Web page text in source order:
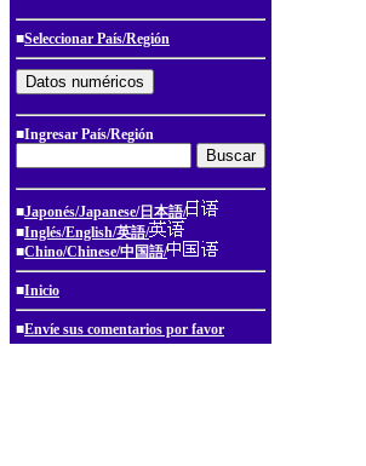
■Seleccionar País/Región
■Ingresar País/Región
■Japonés/Japanese/日本語/
■Inglés/English/英語/
■Chino/Chinese/中国語/
■Inicio
■Envíe sus comentarios por favor